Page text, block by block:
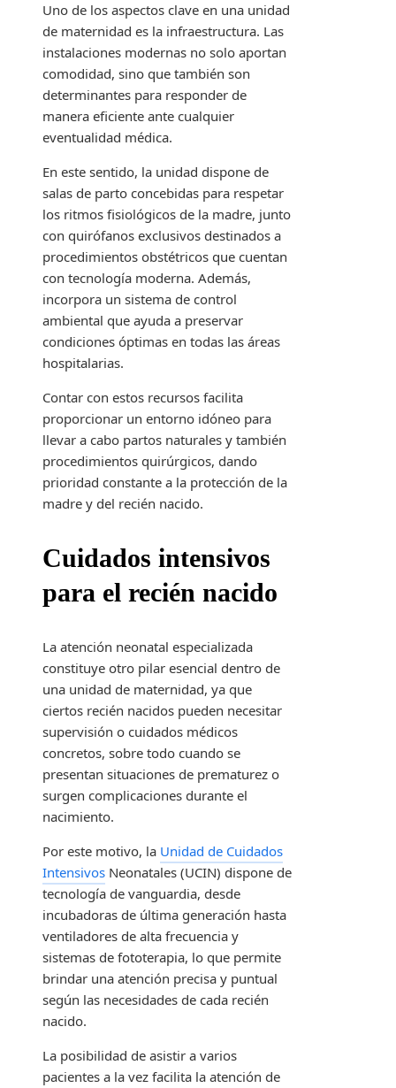
Uno de los aspectos clave en una unidad
de maternidad es la infraestructura. Las
instalaciones modernas no solo aportan
comodidad, sino que también son
determinantes para responder de
manera eficiente ante cualquier
eventualidad médica.
En este sentido, la unidad dispone de
salas de parto concebidas para respetar
los ritmos fisiológicos de la madre, junto
con quirófanos exclusivos destinados a
procedimientos obstétricos que cuentan
con tecnología moderna. Además,
incorpora un sistema de control
ambiental que ayuda a preservar
condiciones óptimas en todas las áreas
hospitalarias.
Contar con estos recursos facilita
proporcionar un entorno idóneo para
llevar a cabo partos naturales y también
procedimientos quirúrgicos, dando
prioridad constante a la protección de la
madre y del recién nacido.
Cuidados intensivos
para el recién nacido
La atención neonatal especializada
constituye otro pilar esencial dentro de
una unidad de maternidad, ya que
ciertos recién nacidos pueden necesitar
supervisión o cuidados médicos
concretos, sobre todo cuando se
presentan situaciones de prematurez o
surgen complicaciones durante el
nacimiento.
Por este motivo, la Unidad de Cuidados
Intensivos Neonatales (UCIN) dispone de
tecnología de vanguardia, desde
incubadoras de última generación hasta
ventiladores de alta frecuencia y
sistemas de fototerapia, lo que permite
brindar una atención precisa y puntual
según las necesidades de cada recién
nacido.
La posibilidad de asistir a varios
pacientes a la vez facilita la atención de